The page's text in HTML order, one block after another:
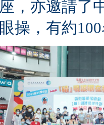
座，亦邀請了
眼操，有約